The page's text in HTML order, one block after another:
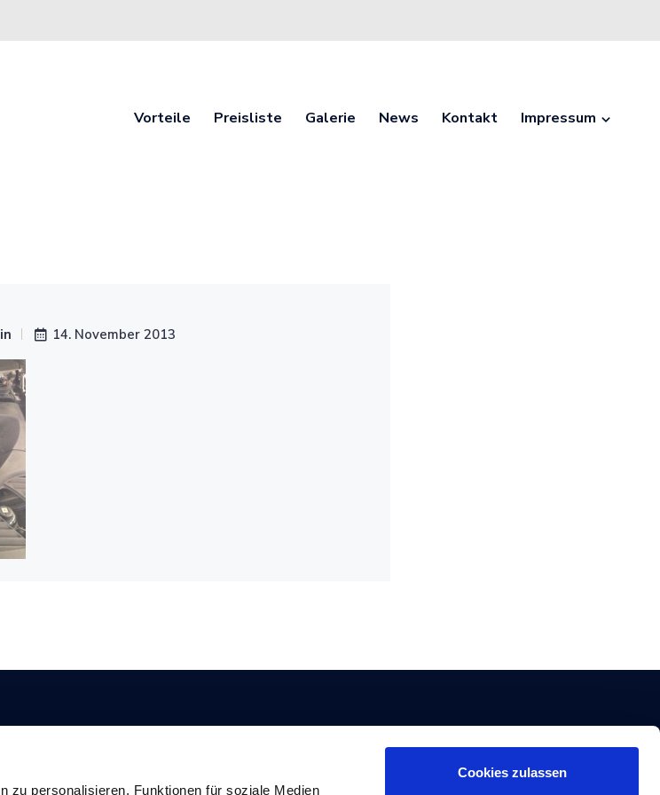
zu personalisieren, Funktionen für soziale Medien
Cookies zulassen
Vorteile Preisliste Galerie News Kontakt Impressum
14. November 2013